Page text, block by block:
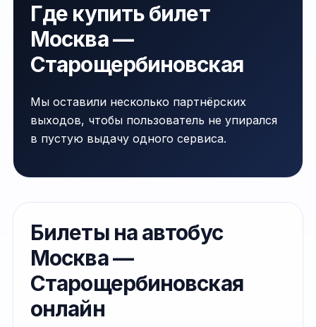
Где купить билет
Москва —
Старощербиновская
Мы оставили несколько партнёрских
выходов, чтобы пользователь не упирался
в пустую выдачу одного сервиса.
Билеты на автобус
Москва —
Старощербиновская
онлайн